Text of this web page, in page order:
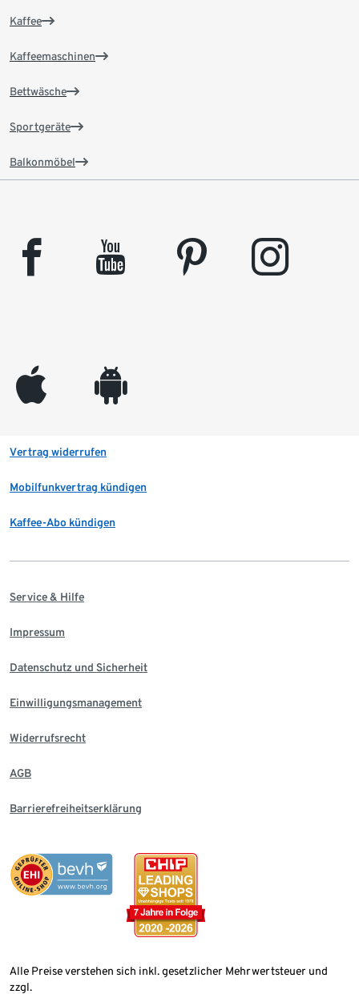
Kaffee
Kaffeemaschinen
Bettwäsche
Sportgeräte
Balkonmöbel
facebook youtube pinterest instagram
appleinc android
Vertrag widerrufen
Mobilfunkvertrag kündigen
Kaffee-Abo kündigen
Service & Hilfe
Impressum
Datenschutz und Sicherheit
Einwilligungsmanagement
Widerrufsrecht
AGB
Barrierefreiheitserklärung
Alle Preise verstehen sich inkl. gesetzlicher Mehrwertsteuer und
zzgl.